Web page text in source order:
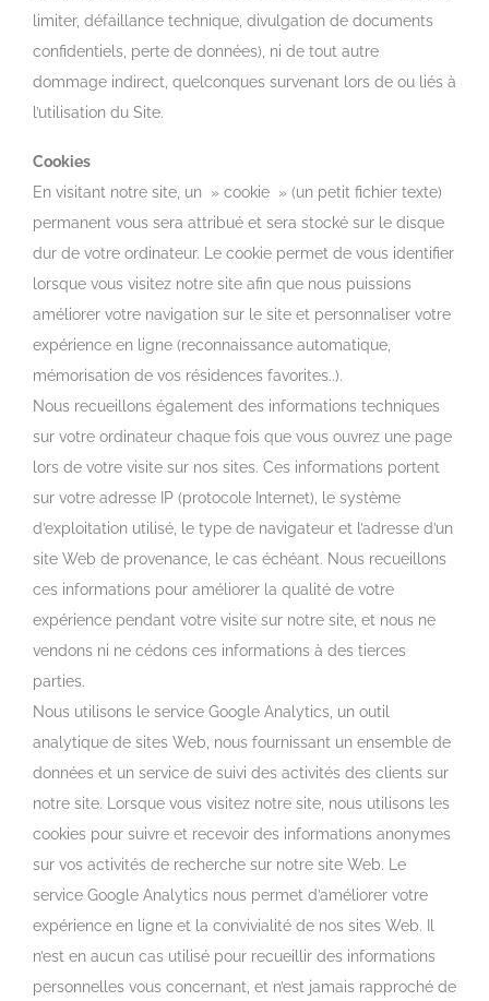
limiter, défaillance technique, divulgation de documents
confidentiels, perte de données), ni de tout autre
dommage indirect, quelconques survenant lors de ou liés à
l’utilisation du Site.
Cookies
En visitant notre site, un » cookie » (un petit fichier texte)
permanent vous sera attribué et sera stocké sur le disque
dur de votre ordinateur. Le cookie permet de vous identifier
lorsque vous visitez notre site afin que nous puissions
améliorer votre navigation sur le site et personnaliser votre
expérience en ligne (reconnaissance automatique,
mémorisation de vos résidences favorites..).
Nous recueillons également des informations techniques
sur votre ordinateur chaque fois que vous ouvrez une page
lors de votre visite sur nos sites. Ces informations portent
sur votre adresse IP (protocole Internet), le système
d’exploitation utilisé, le type de navigateur et l’adresse d’un
site Web de provenance, le cas échéant. Nous recueillons
ces informations pour améliorer la qualité de votre
expérience pendant votre visite sur notre site, et nous ne
vendons ni ne cédons ces informations à des tierces
parties.
Nous utilisons le service Google Analytics, un outil
analytique de sites Web, nous fournissant un ensemble de
données et un service de suivi des activités des clients sur
notre site. Lorsque vous visitez notre site, nous utilisons les
cookies pour suivre et recevoir des informations anonymes
sur vos activités de recherche sur notre site Web. Le
service Google Analytics nous permet d’améliorer votre
expérience en ligne et la convivialité de nos sites Web. Il
n’est en aucun cas utilisé pour recueillir des informations
personnelles vous concernant, et n’est jamais rapproché de